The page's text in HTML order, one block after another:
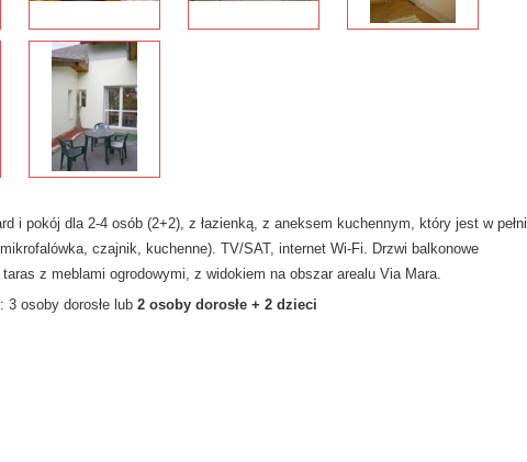
i pokój dla 2-4 osób (2+2), z łazienką, z aneksem kuchennym, który jest w pełni
czajnik, kuchenne). TV/SAT, internet Wi-Fi. Drzwi balkonowe
z meblami ogrodowymi, z widokiem na obszar arealu Via Mara.
3 osoby dorosłe lub 2 osoby dorosłe + 2 dzieci